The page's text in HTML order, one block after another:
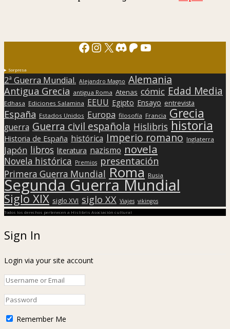
Facebook
Instagram
X Discord
Patreon
YouTube
Sorpresa
2ª Guerra Mundial. Alejandro Magno Alemania
Antigua Grecia antigua Roma Atenas cómic Edad Media
Edhasa Ediciones Salamina EEUU Egipto Ensayo entrevista
España Estados Unidos Europa filosofía Francia Grecia
guerra Guerra civil española Hislibris historia
Historia de España histórica Imperio romano Inglaterra
Japón libros literatura nazismo novela
Novela histórica Premios presentación
Primera Guerra Mundial Roma Rusia
Segunda Guerra Mundial
Siglo XIX siglo XVI siglo XX Viajes vikingos
Todos los derechos pertenecen a Hislibris Asociación cultural
Sign In
Login via your site account
Remember Me